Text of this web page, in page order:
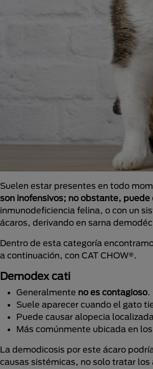
Suelen estar presentes en todo
son inofensivos; no obstante,
inmunodeficiencia felina, o con un
ácaros, derivando en sarna
Dentro de esta categoría
a continuación, con CAT CHOW®.
Demodex cati
Generalmente no es contagioso.
Suele aparecer cuando el gato
Puede causar alopecia
Más comúnmente ubicada en
La demodicosis por este ácaro
causas sistémicas, no solo tratar los